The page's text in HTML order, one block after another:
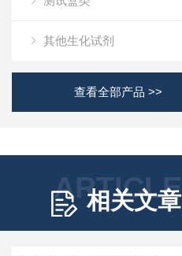
其他生化试剂
查看全部产品 >>
ARTICLE
相关文章